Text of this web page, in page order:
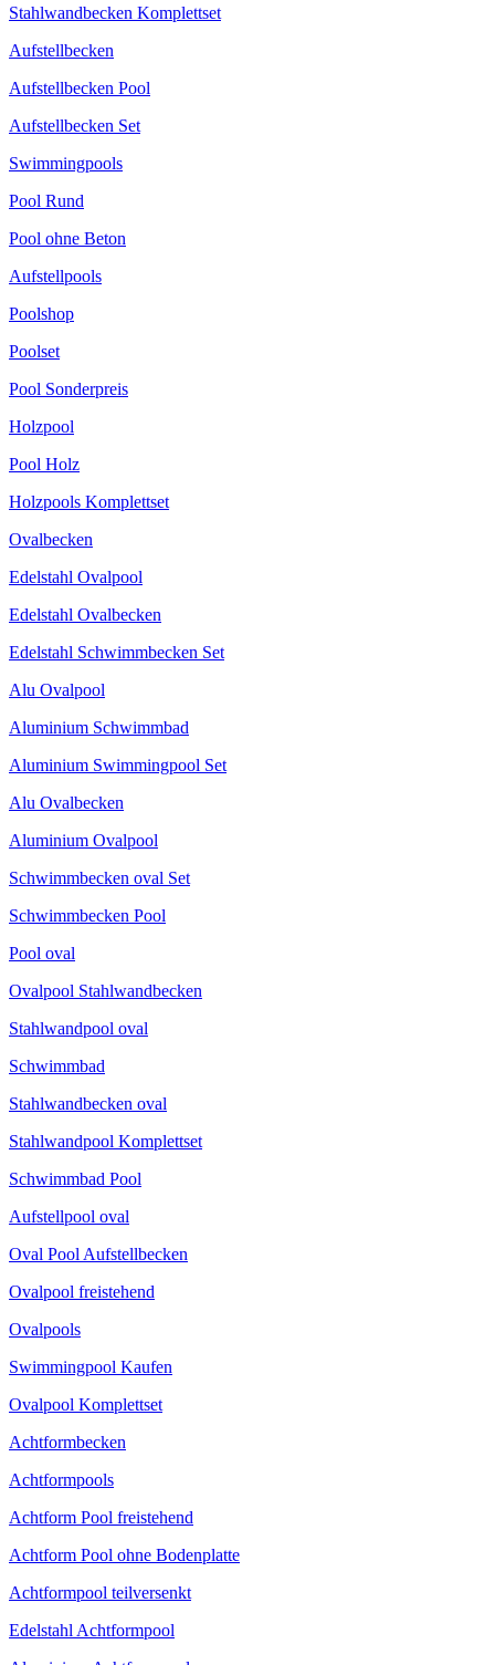
Stahlwandbecken Komplettset
Aufstellbecken
Aufstellbecken Pool
Aufstellbecken Set
Swimmingpools
Pool Rund
Pool ohne Beton
Aufstellpools
Poolshop
Poolset
Pool Sonderpreis
Holzpool
Pool Holz
Holzpools Komplettset
Ovalbecken
Edelstahl Ovalpool
Edelstahl Ovalbecken
Edelstahl Schwimmbecken Set
Alu Ovalpool
Aluminium Schwimmbad
Aluminium Swimmingpool Set
Alu Ovalbecken
Aluminium Ovalpool
Schwimmbecken oval Set
Schwimmbecken Pool
Pool oval
Ovalpool Stahlwandbecken
Stahlwandpool oval
Schwimmbad
Stahlwandbecken oval
Stahlwandpool Komplettset
Schwimmbad Pool
Aufstellpool oval
Oval Pool Aufstellbecken
Ovalpool freistehend
Ovalpools
Swimmingpool Kaufen
Ovalpool Komplettset
Achtformbecken
Achtformpools
Achtform Pool freistehend
Achtform Pool ohne Bodenplatte
Achtformpool teilversenkt
Edelstahl Achtformpool